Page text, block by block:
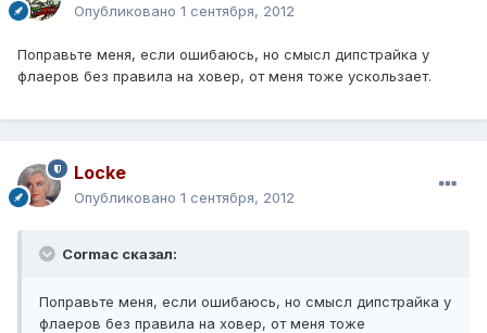
Опубликовано 1 сентября, 2012
Поправьте меня, если ошибаюсь, но смысл дипстрайка у
флаеров без правила на ховер, от меня тоже ускользает.
Locke
Опубликовано 1 сентября, 2012
Cormac сказал:
Поправьте меня, если ошибаюсь, но смысл дипстрайка у
флаеров без правила на ховер, от меня тоже